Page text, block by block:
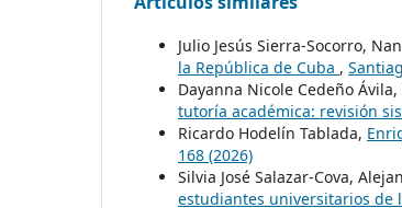
Julio Jesús Sierra-Socorro,
la República de Cuba ,
Dayanna Nicole Cedeño
tutoría académica: revisión
Ricardo Hodelín Tablada,
168 (2026)
Silvia José Salazar-Cova,
estudiantes universitarios de